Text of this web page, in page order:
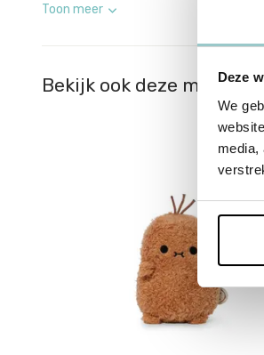
Deze
We
media,
Toon meer
Bekijk ook deze must-